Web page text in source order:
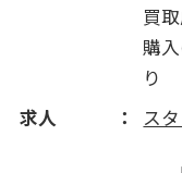
買
購
り
求人
ス